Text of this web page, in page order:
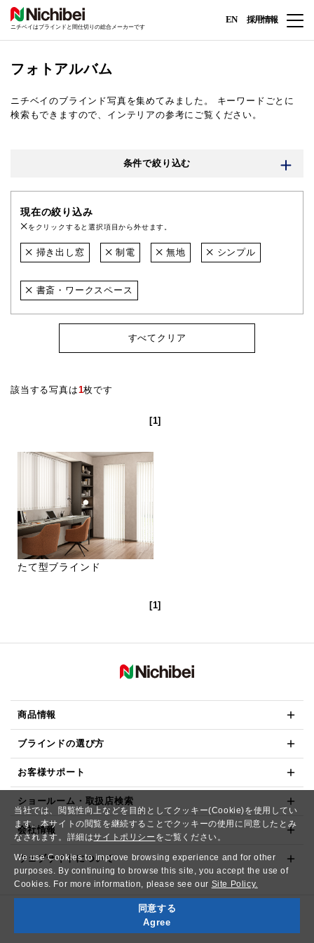
当社では、閲覧性向上などを目的としてクッキー(Cookie)を使用してい
ます。本サイトの閲覧を継続することでクッキーの使用に同意したとみ
なされます。詳細はサイトポリシー をご覧ください。
We use Cookies to improve browsing experience and for other
purposes. By continuing to browse this site, you accept the use of
Cookies. For more information, please see our Site Policy.
同意する
Agree
ニチベイはブラインドと間仕切りの総合メーカーです
EN 採用情報
フォトアルバム
ニチベイのブラインド写真を集めてみました。
キーワードごとに
検索もできますので、インテリアの参考にご覧ください。
条件で絞り込む
現在の絞り込み
をクリックすると選択項目から外せます。
掃き出し窓 制電 無地 シンプル
書斎・ワークスペース
すべてクリア
該当する写真は1枚です
[1]
たて型ブラインド
[1]
商品情報
ブラインドの選び方
お客様サポート
ショールーム・取扱店検索
会社情報
ウェブサイトについて
Copyright© NICHIBEI CO.,LTD. All Rights Reserved.